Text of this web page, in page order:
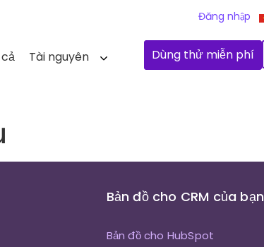
Đăng nhập
Tài nguyên Dùng thử miễn phí
Bản đồ cho CRM của bạn
Bản đồ cho HubSpot